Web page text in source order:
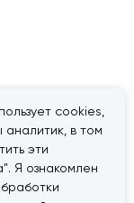
cookies,
в том
эти
Я ознакомлен